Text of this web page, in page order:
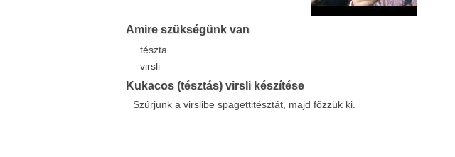
Google
Del.icio.us
Amire szükségünk van
tészta
virsli
Kukacos (tésztás) virsli készítése
Szúrjunk a virslibe spagettitésztát, majd főzzük ki.